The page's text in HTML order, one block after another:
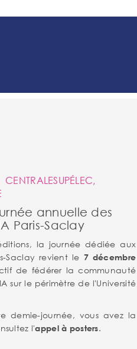
CENTRALESUPÉLEC,
annuelle des
Paris-Saclay
la journée dédiée aux
Saclay revient le 7 décembre
de fédérer la communauté
sur le périmètre de l'Université
demie-journée, vous avez la
l'appel à posters.